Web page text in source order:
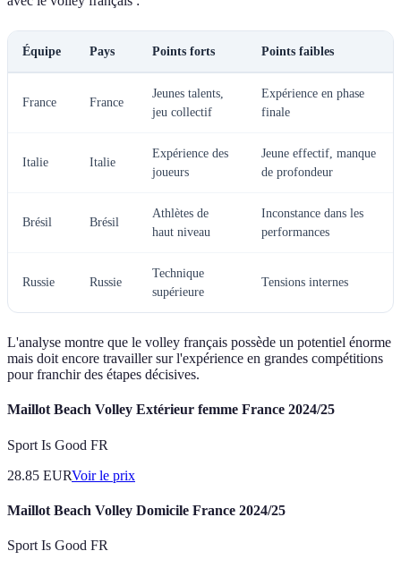
Équipe Pays Points forts Points faibles
France France
Jeunes talents,
jeu collectif
Expérience en phase
finale
Italie Italie
Expérience des
joueurs
Jeune effectif, manque
de profondeur
Brésil Brésil
Athlètes de
haut niveau
Inconstance dans les
performances
Russie Russie
Technique
supérieure
Tensions internes
L'analyse montre que le volley français possède un potentiel énorme
mais doit encore travailler sur l'expérience en grandes compétitions
pour franchir des étapes décisives.
Maillot Beach Volley Extérieur femme France 2024/25
Sport Is Good FR
28.85 EURVoir le prix
Maillot Beach Volley Domicile France 2024/25
Sport Is Good FR